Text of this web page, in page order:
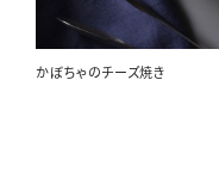
かぼちゃのチーズ焼き